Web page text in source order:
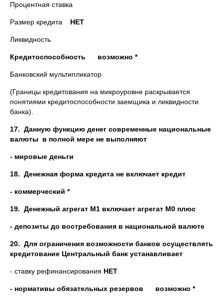
Процентная ставка
Размер кредита НЕТ
Ликвидность
Кредитоспособность возможно *
Банковский мультипликатор
(Границы кредитования на микроуровне раскрывается
понятиями кредитоспособности заемщика и ликвидности
банка).
17. Данную функцию денег современные национальные
валюты в полной мере не выполняют
- мировые деньги
18. Денежная форма кредита не включает кредит
- коммерческий *
19. Денежный агрегат М1 включает агрегат М0 плюс
- депозиты до востребования в национальной валюте
20. Для ограничения возможности банков осуществлять
кредитование Центральный банк устанавливает
- ставку рефинансирования НЕТ
- нормативы обязательных резервов возможно *